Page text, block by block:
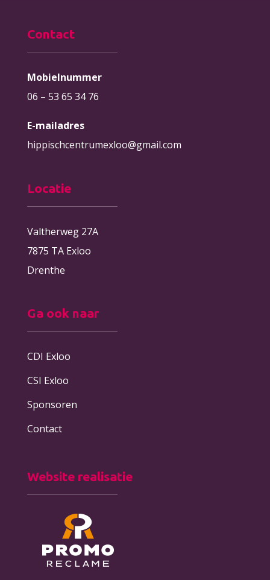
Contact
Mobielnummer
06 – 53 65 34 76
E-mailadres
hippischcentrumexloo@gmail.com
Locatie
Valtherweg 27A
7875 TA Exloo
Drenthe
Ga ook naar
CDI Exloo
CSI Exloo
Sponsoren
Contact
Website realisatie